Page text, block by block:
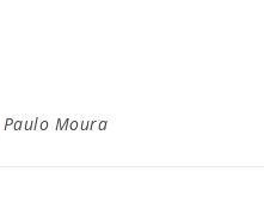
Paulo Moura